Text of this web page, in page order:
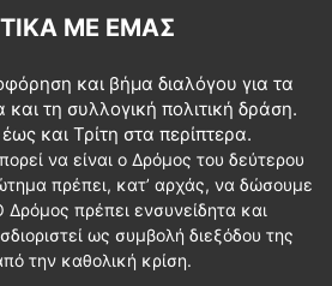
ΜΕ ΕΜΆΣ
και βήμα διαλόγου για τα
και τη συλλογική πολιτική δράση.
και Τρίτη στα περίπτερα.
να είναι ο Δρόμος του δεύτερου
πρέπει, κατ’ αρχάς, να δώσουμε
πρέπει ενσυνείδητα και
ως συμβολή διεξόδου της
την καθολική κρίση.